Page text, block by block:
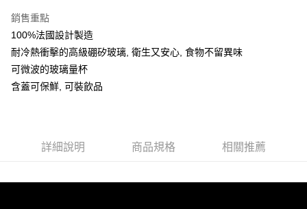
台新國際商業銀行
台灣樂天信用卡公司
運送方式
新竹貨運
每筆NT$150，滿NT$4,000(含以上)免運費
銷售重點
100%法國設計製造
耐冷熱衝擊的高級硼矽玻璃, 衛生又安心, 食物不留異味
可微波的玻璃量杯
含蓋可保鮮, 可裝飲品
詳細說明 商品規格 相關推薦